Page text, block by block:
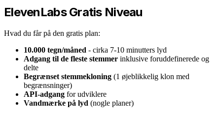
ElevenLabs Gratis Niveau
Hvad du får på den gratis plan:
10.000 tegn/måned - cirka 7-10 minutters lyd
Adgang til de fleste stemmer inklusive foruddefinerede og
delte
Begrænset stemmekloning (1 øjeblikkelig klon med
begrænsninger)
API-adgang for udviklere
Vandmærke på lyd (nogle planer)